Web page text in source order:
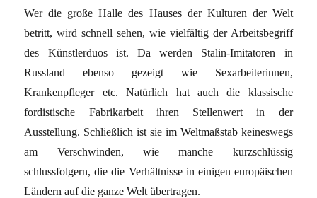
Wer die große Halle des Hauses der Kulturen der Welt
betritt, wird schnell sehen, wie vielfältig der Arbeitsbegriff
des Künstlerduos ist. Da werden Stalin-Imitatoren in
Russland ebenso gezeigt wie Sexarbeiterinnen,
Krankenpfleger etc. Natürlich hat auch die klassische
fordistische Fabrikarbeit ihren Stellenwert in der
Ausstellung. Schließlich ist sie im Weltmaßstab keineswegs
am Verschwinden, wie manche kurzschlüssig
schlussfolgern, die die Verhältnisse in einigen europäischen
Ländern auf die ganze Welt übertragen.